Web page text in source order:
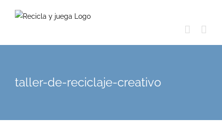
taller-de-reciclaje-creativo